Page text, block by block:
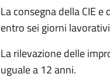
La consegna della CIE
entro sei giorni
La rilevazione delle
uguale a 12 anni.